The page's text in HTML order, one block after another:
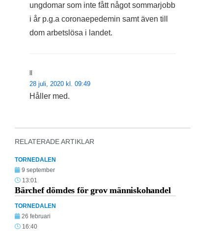
ungdomar som inte fått något sommarjobb
i år p.g.a coronaepedemin samt även till
dom arbetslösa i landet.
ll
28 juli, 2020 kl. 09:49
Håller med.
RELATERADE ARTIKLAR
TORNEDALEN
9 september
13:01
Bärchef dömdes för grov människohandel
TORNEDALEN
26 februari
16:40